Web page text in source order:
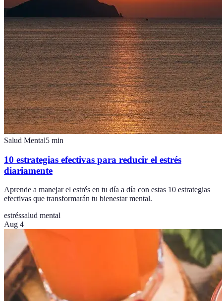
Salud Mental5 min
10 estrategias efectivas para reducir el estrés
diariamente
Aprende a manejar el estrés en tu día a día con estas 10 estrategias
efectivas que transformarán tu bienestar mental.
estréssalud mental
Aug 4